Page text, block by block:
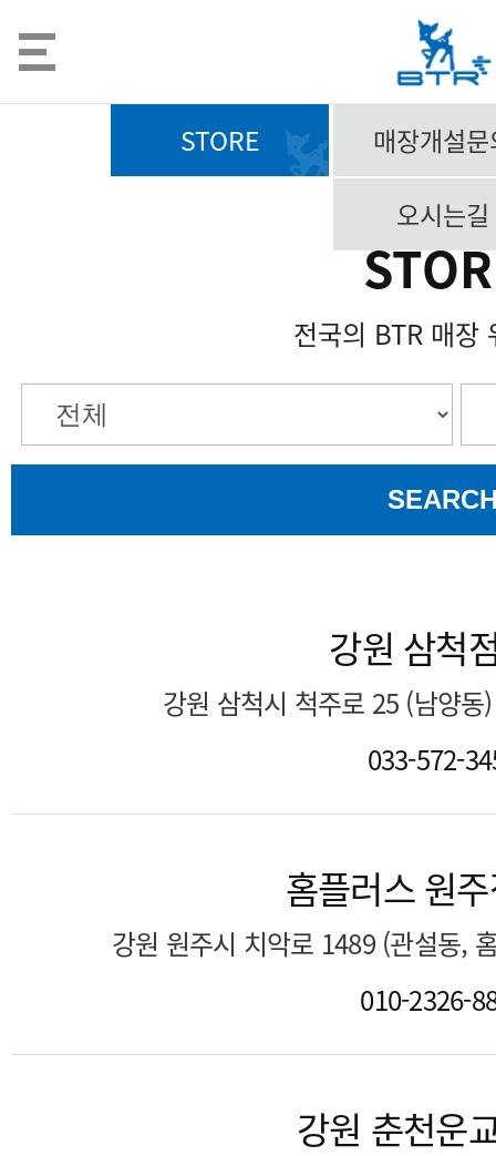
STORE
매장개설
오시는길
전국의 BTR 매장
강원 삼
강원 삼척시 척주로 25 (남양
033-572-
홈플러스 원
강원 원주시 치악로 1489 (관설동,
010-2326-
강원 춘천